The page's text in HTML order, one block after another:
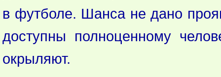
в футболе. Шанса не дано
доступны полноценному
окрыляют.